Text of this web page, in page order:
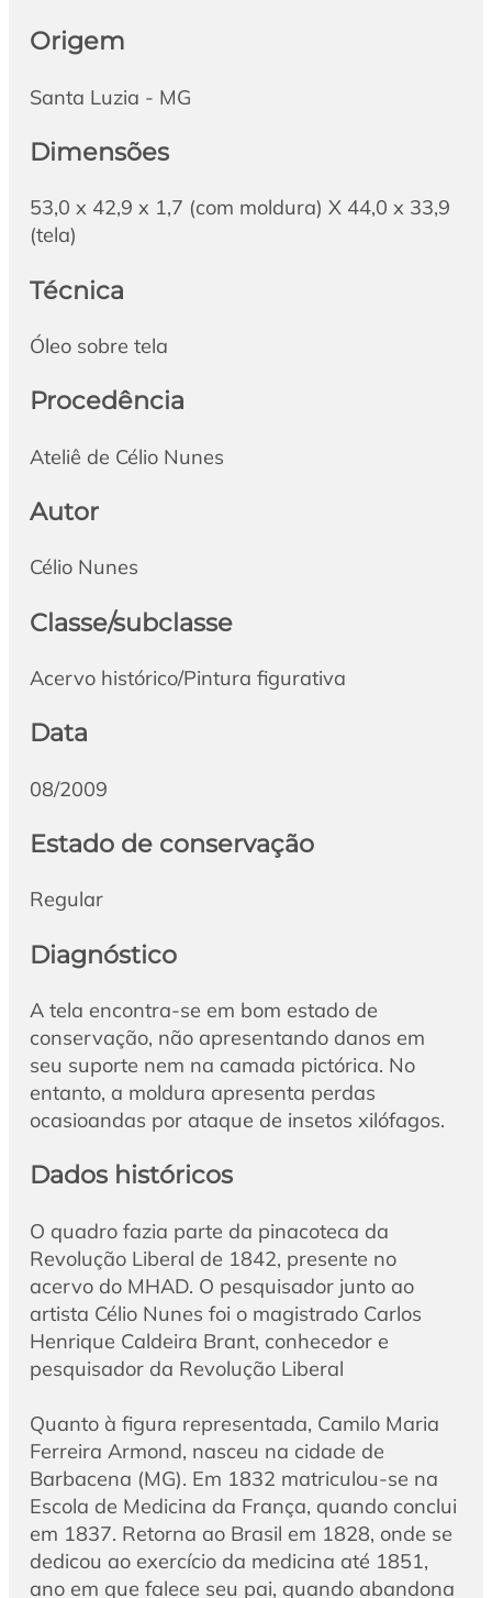
Origem
Santa Luzia - MG
Dimensões
53,0 x 42,9 x 1,7 (com moldura) X 44,0 x 33,9
(tela)
Técnica
Óleo sobre tela
Procedência
Ateliê de Célio Nunes
Autor
Célio Nunes
Classe/subclasse
Acervo histórico/Pintura figurativa
Data
08/2009
Estado de conservação
Regular
Diagnóstico
A tela encontra-se em bom estado de
conservação, não apresentando danos em
seu suporte nem na camada pictórica. No
entanto, a moldura apresenta perdas
ocasioandas por ataque de insetos xilófagos.
Dados históricos
O quadro fazia parte da pinacoteca da
Revolução Liberal de 1842, presente no
acervo do MHAD. O pesquisador junto ao
artista Célio Nunes foi o magistrado Carlos
Henrique Caldeira Brant, conhecedor e
pesquisador da Revolução Liberal
Quanto à figura representada, Camilo Maria
Ferreira Armond, nasceu na cidade de
Barbacena (MG). Em 1832 matriculou-se na
Escola de Medicina da França, quando conclui
em 1837. Retorna ao Brasil em 1828, onde se
dedicou ao exercício da medicina até 1851,
ano em que falece seu pai, quando abandona